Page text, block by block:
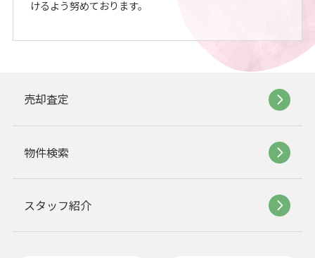
けるよう努めております。
売却査定
物件検索
スタッフ紹介